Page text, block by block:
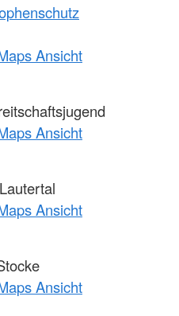
Ansicht
Ansicht
Ansicht
Ansicht